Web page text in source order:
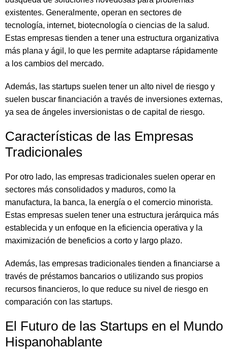
existentes. Generalmente, operan en sectores de
tecnología, internet, biotecnología o ciencias de la salud.
Estas empresas tienden a tener una estructura organizativa
más plana y ágil, lo que les permite adaptarse rápidamente
a los cambios del mercado.
Además, las startups suelen tener un alto nivel de riesgo y
suelen buscar financiación a través de inversiones externas,
ya sea de ángeles inversionistas o de capital de riesgo.
Características de las Empresas
Tradicionales
Por otro lado, las empresas tradicionales suelen operar en
sectores más consolidados y maduros, como la
manufactura, la banca, la energía o el comercio minorista.
Estas empresas suelen tener una estructura jerárquica más
establecida y un enfoque en la eficiencia operativa y la
maximización de beneficios a corto y largo plazo.
Además, las empresas tradicionales tienden a financiarse a
través de préstamos bancarios o utilizando sus propios
recursos financieros, lo que reduce su nivel de riesgo en
comparación con las startups.
El Futuro de las Startups en el Mundo
Hispanohablante